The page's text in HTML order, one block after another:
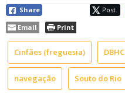
Share Post
Email
Print
Cinfães (freguesia) DBHC
navegação Souto do Rio